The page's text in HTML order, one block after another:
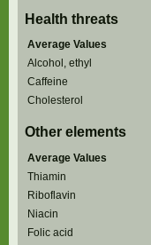
Health threats
Average Values
Alcohol, ethyl
Caffeine
Cholesterol
Other elements
Average Values
Thiamin
Riboflavin
Niacin
Folic acid